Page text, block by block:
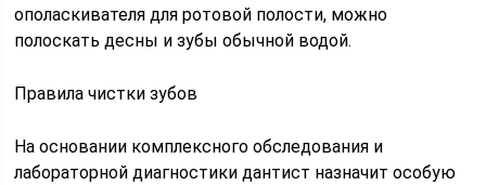
ополаскивателя для ротовой полости, можно
полоскать десны и зубы обычной водой.
Правила чистки зубов
На основании комплексного обследования и
лабораторной диагностики дантист назначит особую